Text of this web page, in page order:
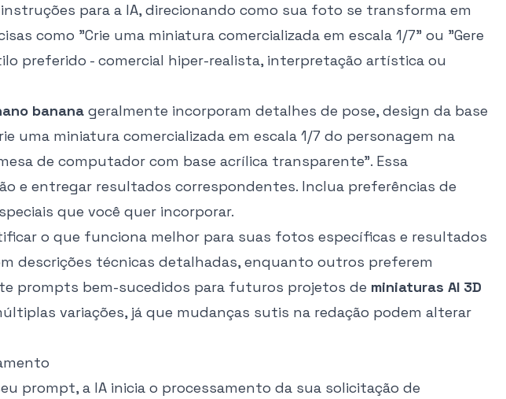
para a IA, direcionando como sua foto se transforma em
como "Crie uma miniatura comercializada em escala 1/7" ou "Gere
preferido - comercial hiper-realista, interpretação artística ou
banana geralmente incorporam detalhes de pose, design da base
uma miniatura comercializada em escala 1/7 do personagem na
de computador com base acrílica transparente". Essa
e entregar resultados correspondentes. Inclua preferências de
que você quer incorporar.
o que funciona melhor para suas fotos específicas e resultados
descrições técnicas detalhadas, enquanto outros preferem
prompts bem-sucedidos para futuros projetos de miniaturas AI 3D
variações, já que mudanças sutis na redação podem alterar
prompt, a IA inicia o processamento da sua solicitação de